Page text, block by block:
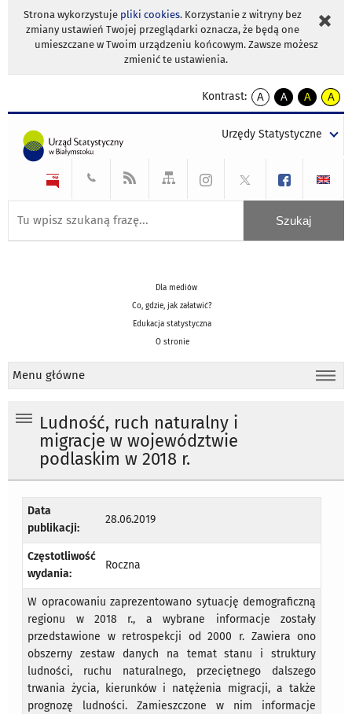
Strona wykorzystuje pliki cookies. Korzystanie z witryny bez
zmiany ustawień Twojej przeglądarki oznacza, że będą one
umieszczane w Twoim urządzeniu końcowym. Zawsze możesz
zmienić te ustawienia.
Kontrast:
A
kontrast
A
kontrast
tekst
czarnym
A
kontrast
tekst
czarnym
A
tekst
żółtym
Urzędy Statystyczne
Dla mediów
Co, gdzie, jak załatwić?
Edukacja statystyczna
O stronie
Menu główne
Ludność, ruch naturalny i
migracje w województwie
podlaskim w 2018 r.
Data
publikacji:
28.06.2019
Częstotliwość
wydania:
Roczna
W opracowaniu zaprezentowano sytuację demograficzną
regionu w 2018 r., a wybrane informacje zostały
przedstawione w retrospekcji od 2000 r. Zawiera ono
obszerny zestaw danych na temat stanu i struktury
ludności, ruchu naturalnego, przeciętnego dalszego
trwania życia, kierunków i natężenia migracji, a także
prognozę ludności. Zamieszczone w nim informacje